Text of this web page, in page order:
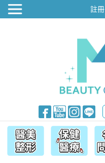
醫美整形 註冊